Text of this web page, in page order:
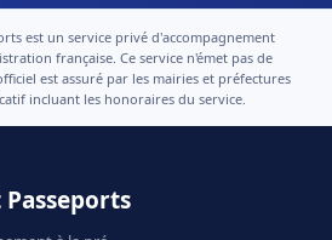
est un service privé d'accompagnement
française. Ce service n'émet pas de
est assuré par les mairies et préfectures
incluant les honoraires du service.